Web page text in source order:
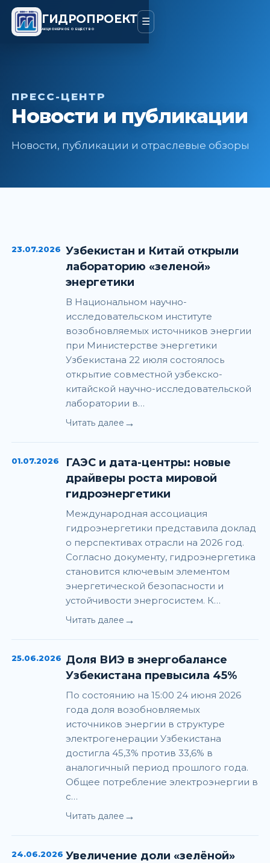
ГИДРОПРОЕКТ
АКЦИОНЕРНОЕ ОБЩЕСТВО
☰
ПРЕСС-ЦЕНТР
Новости и публикации
Новости, публикации и отраслевые обзоры
23.07.2026 Узбекистан и Китай открыли
лабораторию «зеленой»
энергетики
В Национальном научно-
исследовательском институте
возобновляемых источников энергии
при Министерстве энергетики
Узбекистана 22 июля состоялось
открытие совместной узбекско-
китайской научно-исследовательской
лаборатории в…
Читать далее →
01.07.2026
ГАЭС и дата-центры: новые
драйверы роста мировой
гидроэнергетики
Международная ассоциация
гидроэнергетики представила доклад
о перспективах отрасли на 2026 год.
Согласно документу, гидроэнергетика
становится ключевым элементом
энергетической безопасности и
устойчивости энергосистем. К…
Читать далее →
25.06.2026 Доля ВИЭ в энергобалансе
Узбекистана превысила 45%
По состоянию на 15:00 24 июня 2026
года доля возобновляемых
источников энергии в структуре
электрогенерации Узбекистана
достигла 45,3% против 33,6% в
аналогичный период прошлого года.
Общее потребление электроэнергии в
с…
Читать далее →
24.06.2026 Увеличение доли «зелёной»